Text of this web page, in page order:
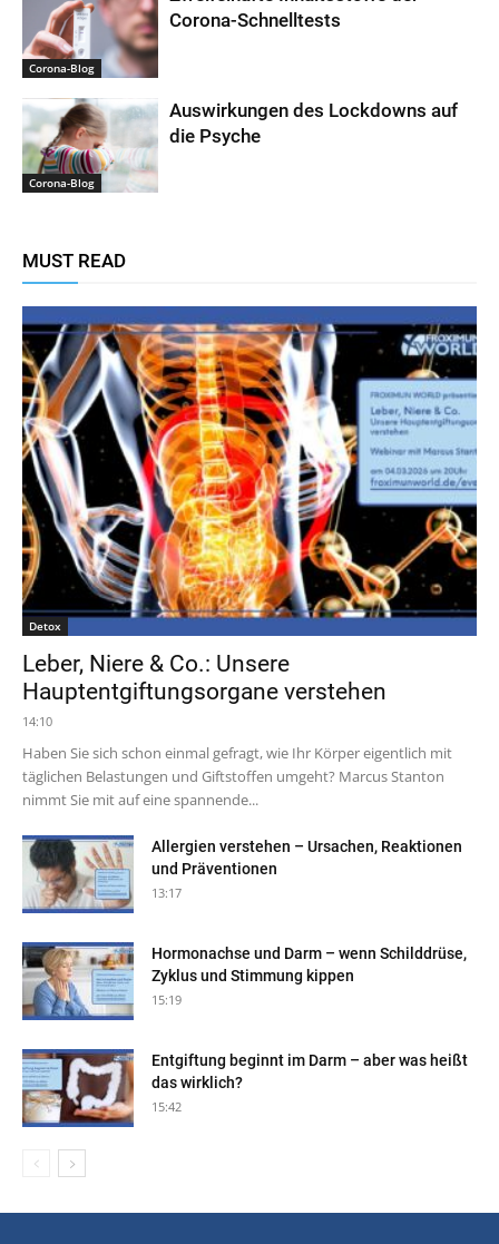
Corona-Blog
Corona-Schnelltests
Corona-Blog
Auswirkungen des Lockdowns auf
die Psyche
MUST READ
Detox
Leber, Niere & Co.: Unsere
Hauptentgiftungsorgane verstehen
14:10
Haben Sie sich schon einmal gefragt, wie Ihr Körper eigentlich mit
täglichen Belastungen und Giftstoffen umgeht? Marcus Stanton
nimmt Sie mit auf eine spannende...
Allergien verstehen – Ursachen, Reaktionen
und Präventionen
13:17
Hormonachse und Darm – wenn Schilddrüse,
Zyklus und Stimmung kippen
15:19
Entgiftung beginnt im Darm – aber was heißt
das wirklich?
15:42